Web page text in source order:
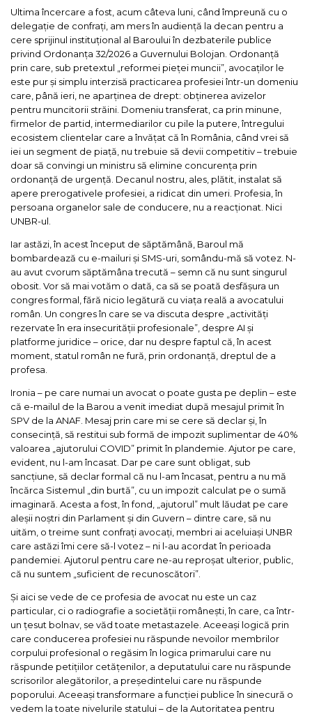
Ultima încercare a fost, acum câteva luni, când împreună cu o
delegație de confrați, am mers în audiență la decan pentru a
cere sprijinul instituțional al Baroului în dezbaterile publice
privind Ordonanța 32/2026 a Guvernului Bolojan. Ordonanță
prin care, sub pretextul „reformei pieței muncii”, avocaților le
este pur și simplu interzisă practicarea profesiei într-un domeniu
care, până ieri, ne aparținea de drept: obținerea avizelor
pentru muncitorii străini. Domeniu transferat, ca prin minune,
firmelor de partid, intermediarilor cu pile la putere, întregului
ecosistem clientelar care a învățat că în România, când vrei să
iei un segment de piață, nu trebuie să devii competitiv – trebuie
doar să convingi un ministru să elimine concurența prin
ordonanță de urgență. Decanul nostru, ales, plătit, instalat să
apere prerogativele profesiei, a ridicat din umeri. Profesia, în
persoana organelor sale de conducere, nu a reacționat. Nici
UNBR-ul.
Iar astăzi, în acest început de săptămână, Baroul mă
bombardează cu e-mailuri și SMS-uri, somându-mă să votez. N-
au avut cvorum săptămâna trecută – semn că nu sunt singurul
obosit. Vor să mai votăm o dată, ca să se poată desfășura un
congres formal, fără nicio legătură cu viața reală a avocatului
român. Un congres în care se va discuta despre „activități
rezervate în era insecurității profesionale”, despre AI și
platforme juridice – orice, dar nu despre faptul că, în acest
moment, statul român ne fură, prin ordonanță, dreptul de a
profesa.
Ironia – pe care numai un avocat o poate gusta pe deplin – este
că e-mailul de la Barou a venit imediat după mesajul primit în
SPV de la ANAF. Mesaj prin care mi se cere să declar și, în
consecință, să restitui sub formă de impozit suplimentar de 40%
valoarea „ajutorului COVID” primit în plandemie. Ajutor pe care,
evident, nu l-am încasat. Dar pe care sunt obligat, sub
sancțiune, să declar formal că nu l-am încasat, pentru a nu mă
încărca Sistemul „din burtă”, cu un impozit calculat pe o sumă
imaginară. Acesta a fost, în fond, „ajutorul” mult lăudat pe care
aleșii noștri din Parlament și din Guvern – dintre care, să nu
uităm, o treime sunt confrați avocați, membri ai aceluiași UNBR
care astăzi îmi cere să-l votez – ni l-au acordat în perioada
pandemiei. Ajutorul pentru care ne-au reproșat ulterior, public,
că nu suntem „suficient de recunoscători”.
Și aici se vede de ce profesia de avocat nu este un caz
particular, ci o radiografie a societății românești, în care, ca într-
un țesut bolnav, se văd toate metastazele. Aceeași logică prin
care conducerea profesiei nu răspunde nevoilor membrilor
corpului profesional o regăsim în logica primarului care nu
răspunde petițiilor cetățenilor, a deputatului care nu răspunde
scrisorilor alegătorilor, a președintelui care nu răspunde
poporului. Aceeași transformare a funcției publice în sinecură o
vedem la toate nivelurile statului – de la Autoritatea pentru